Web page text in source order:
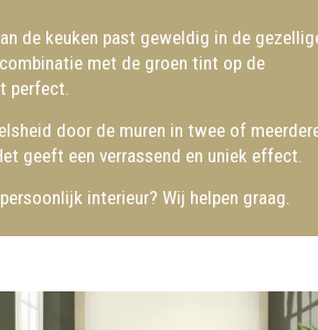
de keuken past geweldig in de
met de groen tint op de
perfect.
door de muren in twee of
geeft een verrassend en uniek effect.
interieur? Wij helpen graag.